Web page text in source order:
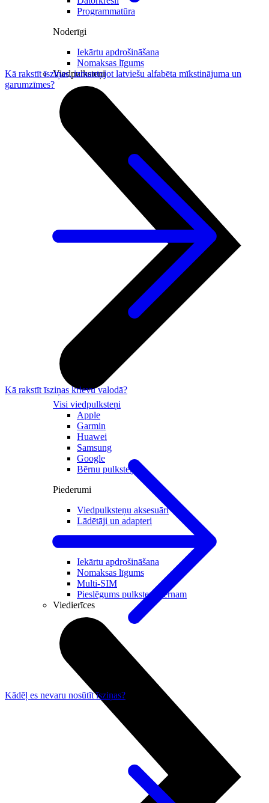
Programmatūra
Noderīgi
Iekārtu apdrošināšana
Nomaksas līgums
Viedpulksteņi
Visi viedpulksteņi
Apple
Garmin
Huawei
Samsung
Google
Bērnu pulksteņi
Piederumi
Viedpulksteņu aksesuāri
Lādētāji un adapteri
Noderīgi
Iekārtu apdrošināšana
Nomaksas līgums
Multi-SIM
Pieslēgums pulkstenī bērnam
Viedierīces
Kā rakstīt īsziņas, izmantojot latviešu alfabēta mīkstinājuma un
garumzīmes?
Kā rakstīt īsziņas krievu valodā?
Kādēļ es nevaru nosūtīt īsziņas?